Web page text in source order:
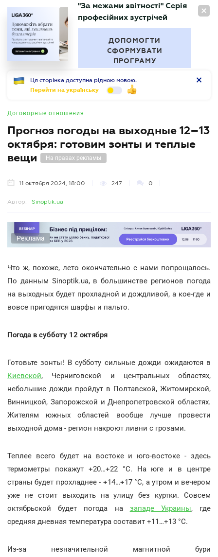
RU
БУХГАЛТЕР
"За межами звітності" Серія
професійних зустрічей
ДОПОМОГТИ
СФОРМУВАТИ
ПРОГРАМУ
Ця сторінка доступна рідною мовою.
Перейти на українську
Договорные отношения
Прогноз погоды на выходные 12–13
октября: готовим зонты и теплые
вещи
На правах рекламы
11 октября 2024, 18:00 247 0
Автор: Sinoptik.ua
Реклама
Что ж, похоже, лето окончательно с нами попрощалось.
По данным Sinoptik.ua, в большинстве регионов погода
на выходных будет прохладной и дождливой, а кое-где и
вовсе пригодятся шарфы и пальто.
Погода в субботу 12 октября
Готовьте зонты! В субботу сильные дожди ожидаются в
Киевской, Черниговской и центральных областях,
небольшие дожди пройдут в Полтавской, Житомирской,
Винницкой, Запорожской и Днепропетровской областях.
Жителям южных областей вообще лучше провести
выходной дома - регион накроют ливни с грозами.
Теплее всего будет на востоке и юго-востоке - здесь
термометры покажут +20…+22 °С. На юге и в центре
страны будет прохладнее - +14…+17 °С, а утром и вечером
уже не стоит выходить на улицу без куртки. Совсем
октябрьской будет погода на западе Украины, где
средняя дневная температура составит +11…+13 °С.
Из-за незначительной магнитной бури